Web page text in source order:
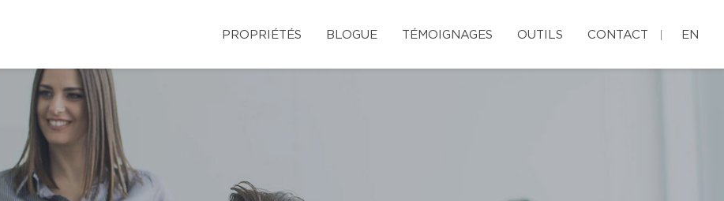
PROPRIÉTÉS BLOGUE TÉMOIGNAGES OUTILS CONTACT EN